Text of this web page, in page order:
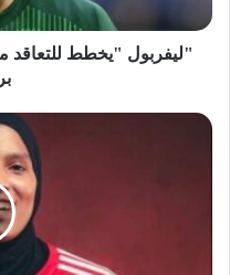
"ليفربول "يخطط للتعاقد